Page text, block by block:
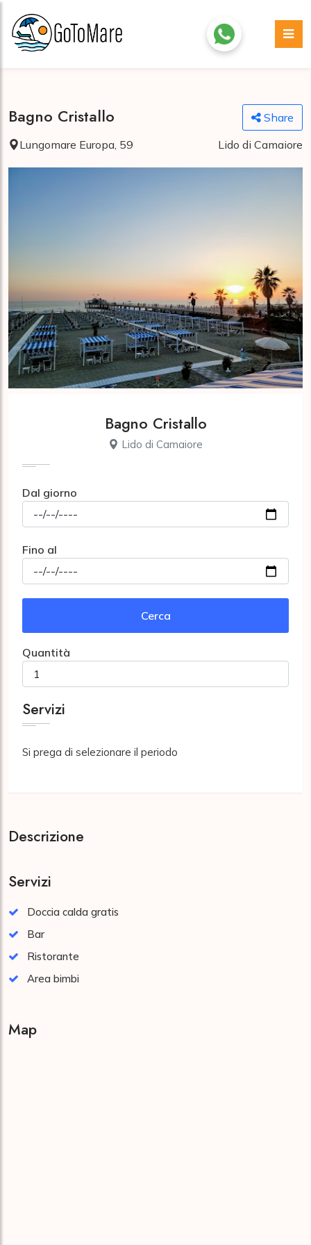
Bagno Cristallo
Share
Lungomare Europa, 59
Lido di Camaiore
Bagno Cristallo
Lido di Camaiore
Dal giorno
Fino al
Cerca
Quantità
Servizi
Si prega di selezionare il periodo
Descrizione
Servizi
Doccia calda gratis
Bar
Ristorante
Area bimbi
Map